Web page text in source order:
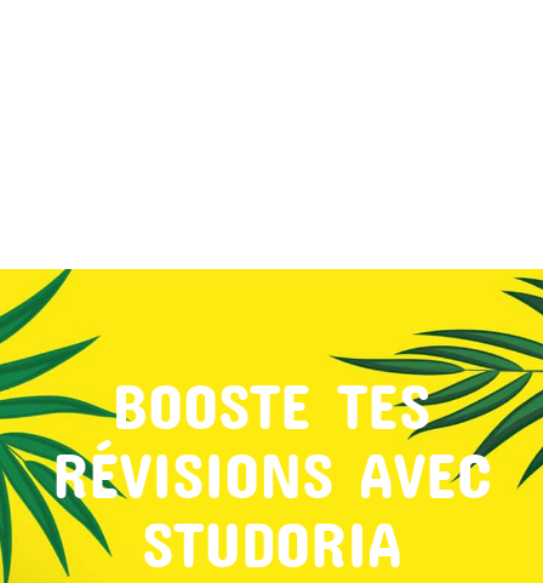
BOOSTE TES
RÉVISIONS AVEC
STUDORIA